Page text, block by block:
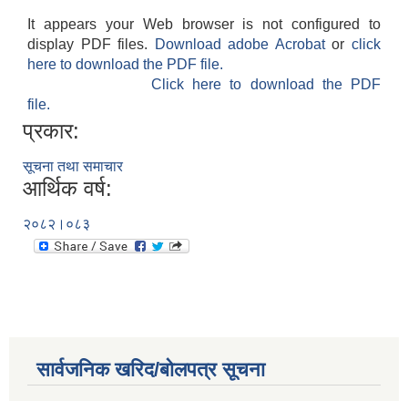
It appears your Web browser is not configured to
display PDF files.
Download adobe Acrobatorclick
here to download the PDF file.
Click here to download the PDF
file.
प्रकार:
सूचना तथा समाचार
आर्थिक वर्ष:
२०८२।०८३
सार्वजनिक खरिद/बोलपत्र सूचना